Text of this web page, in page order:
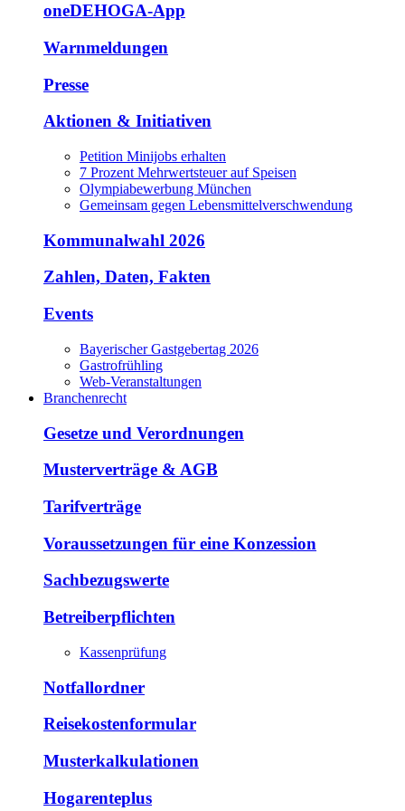
oneDEHOGA-App
Warnmeldungen
Presse
Aktionen & Initiativen
Petition Minijobs erhalten
7 Prozent Mehrwertsteuer auf Speisen
Olympiabewerbung München
Gemeinsam gegen Lebensmittelverschwendung
Kommunalwahl 2026
Zahlen, Daten, Fakten
Events
Bayerischer Gastgebertag 2026
Gastrofrühling
Web-Veranstaltungen
Branchenrecht
Gesetze und Verordnungen
Musterverträge & AGB
Tarifverträge
Voraussetzungen für eine Konzession
Sachbezugswerte
Betreiberpflichten
Kassenprüfung
Notfallordner
Reisekostenformular
Musterkalkulationen
Hogarenteplus